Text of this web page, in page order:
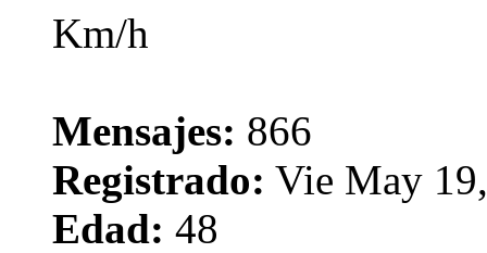
Mensajes: 866
Registrado: Vie May
Edad: 48